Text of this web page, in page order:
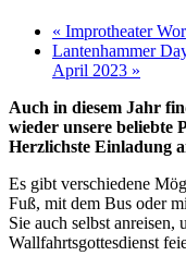
« Improtheater
Lantenhammer
April 2023 »
Auch in diesem Jahr
wieder unsere beliebte
Herzlichste Einladung
Es gibt verschiedene
Fuß, mit dem Bus oder
Sie auch selbst
Wallfahrtsgottesdienst